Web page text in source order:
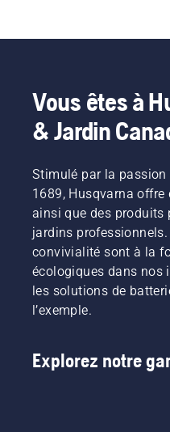
Vous êtes à
& Jardin
Stimulé par la passion
1689, Husqvarna
ainsi que des produits
jardins
convivialité sont à la
écologiques dans nos
les solutions de
l’exemple.
Explorez notre